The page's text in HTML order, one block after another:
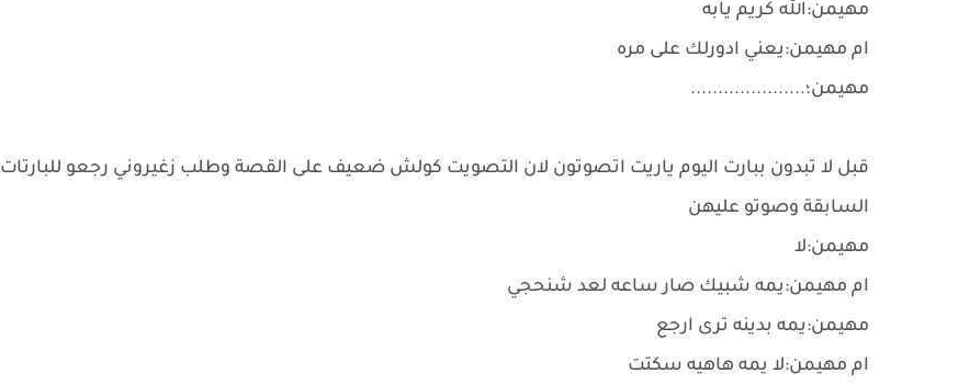
مهيمن:الله كريم يابه
ام مهيمن:يعني ادورلك على مره
مهيمن؛.....................
قبل لا تبدون ببارت اليوم ياريت اتصوتون لان التصويت كولش ضعيف على القصة وطلب زغيروني رجعو للبارتات
السابقة وصوتو عليهن
مهيمن:لا
ام مهيمن:يمه شبيك صار ساعه لعد شنحجي
مهيمن:يمه بدينه ترى ارجع
ام مهيمن:لا يمه هاهيه سكتت